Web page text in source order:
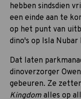
hebben sindsdien
een einde aan te
op het punt van
dino's op Isla
Dat laten
dinoverzorger
gebeuren. Ze
Kingdom alles op